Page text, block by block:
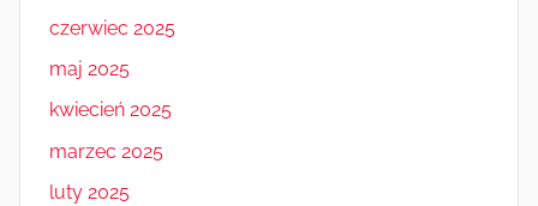
czerwiec 2025
maj 2025
kwiecień 2025
marzec 2025
luty 2025